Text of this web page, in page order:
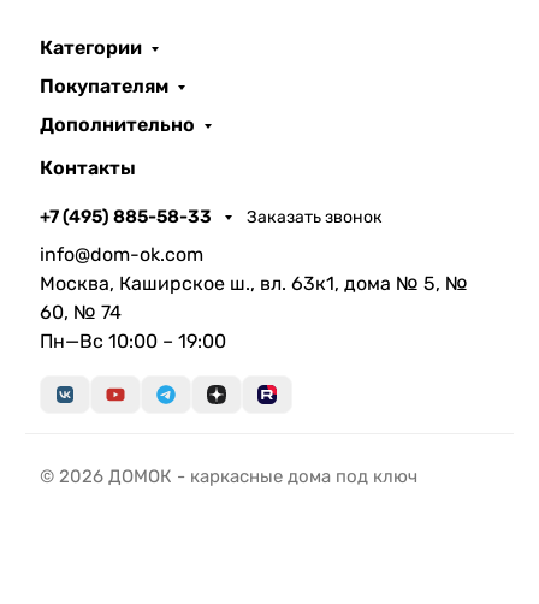
Категории
Покупателям
Дополнительно
Контакты
+7 (495) 885-58-33 Заказать звонок
info@dom-ok.com
Москва, Каширское ш., вл. 63к1, дома № 5, №
60, № 74
Пн—Вс 10:00 – 19:00
© 2026 ДОМОК - каркасные дома под ключ